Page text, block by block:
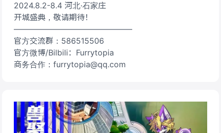
2024.8.2-8.4 河北·石家庄
开城盛典，敬请期待！
———————————————
官方交流群：586515506
官方微博/Bilbili：Furrytopia
商务合作：furrytopia@qq.com